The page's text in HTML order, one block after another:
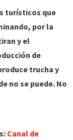
turísticos que
por la
y el
de
trucha y
no se puede. No
Canal de